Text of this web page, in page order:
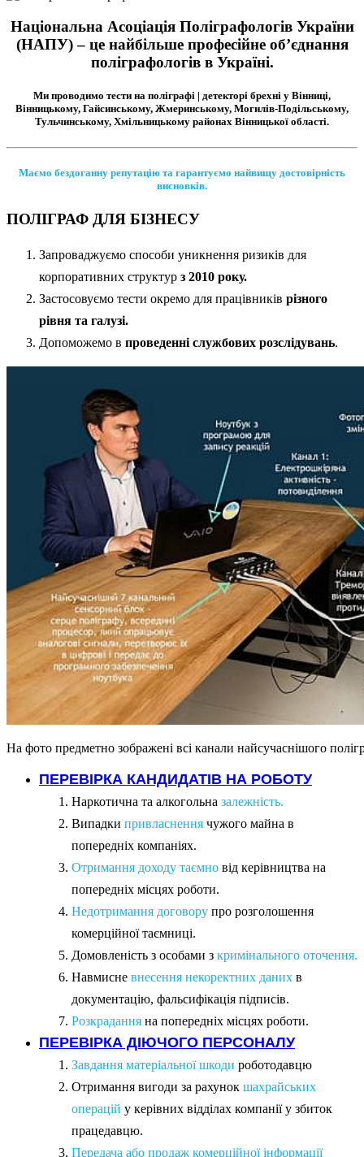
Національна Асоціація Поліграфологів України
(НАПУ) – це найбільше професійне об’єднання
поліграфологів в Україні.
Ми проводимо тести на поліграфі | детекторі брехні у Вінниці,
Вінницькому, Гайсинському, Жмеринському, Могилів-Подільському,
Тульчинському, Хмільницькому районах Вінницької області.
Маємо бездоганну репутацію та гарантуємо найвищу достовірність
висновків.
ПОЛІГРАФ ДЛЯ БІЗНЕСУ
Запроваджуємо способи уникнення ризиків для
корпоративних структур з 2010 року.
Застосовуємо тести окремо для працівників різного
рівня та галузі.
Допоможемо в проведенні службових розслідувань.
На фото предметно зображені всі канали найсучаснішого
ПЕРЕВІРКА КАНДИДАТІВ НА РОБОТУ
Наркотична та алкогольна залежність.
Випадки привласнення чужого майна в
попередніх компаніях.
Отримання доходу таємно від керівництва на
попередніх місцях роботи.
Недотримання договору про розголошення
комерційної таємниці.
Домовленість з особами з кримінального оточення.
Навмисне внесення некоректних даних в
документацію, фальсифікація підписів.
Розкрадання на попередніх місцях роботи.
ПЕРЕВІРКА ДІЮЧОГО ПЕРСОНАЛУ
Завдання матеріальної шкоди роботодавцю
Отримання вигоди за рахунок шахрайських
операцій у керівних відділах компанії у збиток
працедавцю.
Передача або продаж комерційної інформації